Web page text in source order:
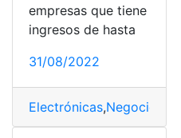
empresas que tiene
ingresos de hasta
31/08/2022
Electrónicas,Negocios